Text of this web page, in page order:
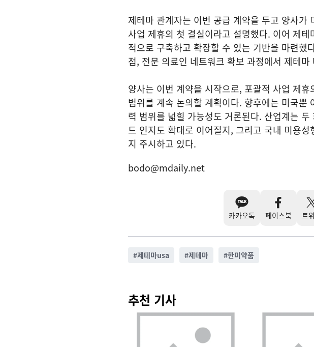
제테마 관계자는 이번 공급 계약을 두고 양사가
사업 제휴의 첫 결실이라고 설명했다. 이어 제
적으로 구축하고 확장할 수 있는 기반을 마련
점, 전문 의료인 네트워크 확보 과정에서 제테
양사는 이번 계약을 시작으로, 포괄적 사업 제
범위를 계속 논의할 계획이다. 향후에는 미국뿐
력 범위를 넓힐 가능성도 거론된다. 산업계는
드 인지도 확대로 이어질지, 그리고 국내 미용
지 주시하고 있다.
bodo@mdaily.net
카카오톡 페이스북 트
#제테마usa #제테마 #한미약품
추천 기사